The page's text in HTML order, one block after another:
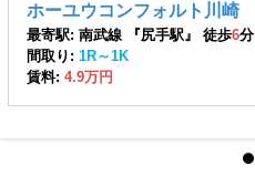
ホーユウコンフォルト川崎
最寄駅: 南武線 『尻手駅』 徒歩6分
間取り: 1R～1K
賃料: 4.9万円